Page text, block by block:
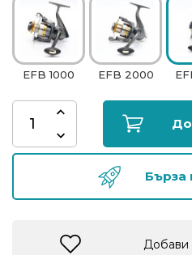
риболов
Куки
за
Дрехи
Къмпинг
EFB 1000 EFB 2000
Бърза
Добави